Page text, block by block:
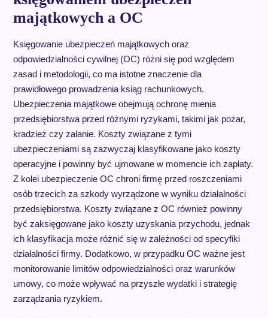
majątkowych a OC
Księgowanie ubezpieczeń majątkowych oraz
odpowiedzialności cywilnej (OC) różni się pod względem
zasad i metodologii, co ma istotne znaczenie dla
prawidłowego prowadzenia ksiąg rachunkowych.
Ubezpieczenia majątkowe obejmują ochronę mienia
przedsiębiorstwa przed różnymi ryzykami, takimi jak pożar,
kradzież czy zalanie. Koszty związane z tymi
ubezpieczeniami są zazwyczaj klasyfikowane jako koszty
operacyjne i powinny być ujmowane w momencie ich zapłaty.
Z kolei ubezpieczenie OC chroni firmę przed roszczeniami
osób trzecich za szkody wyrządzone w wyniku działalności
przedsiębiorstwa. Koszty związane z OC również powinny
być zaksięgowane jako koszty uzyskania przychodu, jednak
ich klasyfikacja może różnić się w zależności od specyfiki
działalności firmy. Dodatkowo, w przypadku OC ważne jest
monitorowanie limitów odpowiedzialności oraz warunków
umowy, co może wpływać na przyszłe wydatki i strategię
zarządzania ryzykiem.